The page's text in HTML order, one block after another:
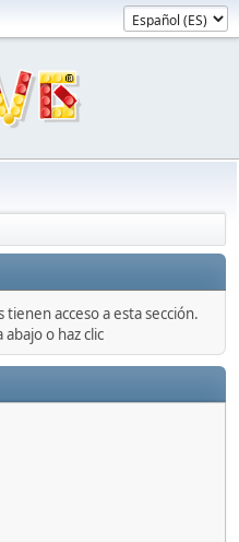
acceso a esta sección.
o haz clic